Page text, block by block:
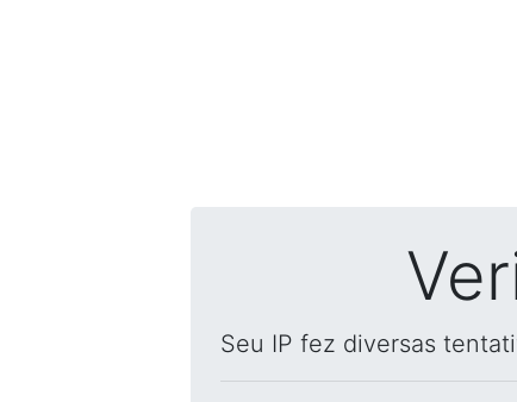
Seu IP fez diversas